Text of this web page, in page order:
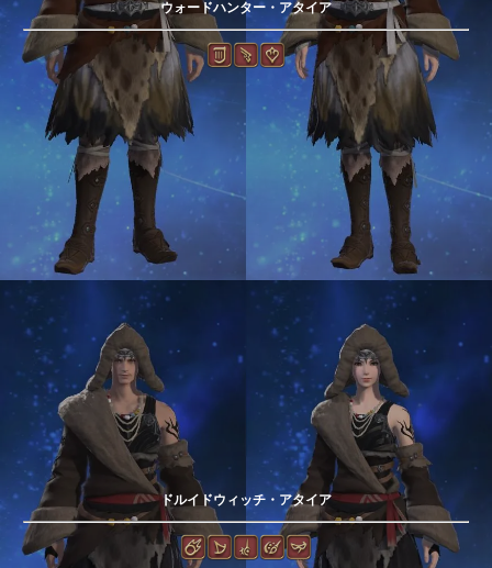
ウォードハンター・アタイア
ドルイドウィッチ・アタイア